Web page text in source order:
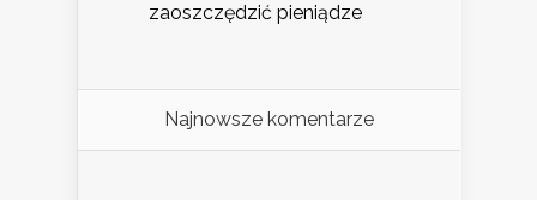
zaoszczędzić pieniądze
Najnowsze komentarze